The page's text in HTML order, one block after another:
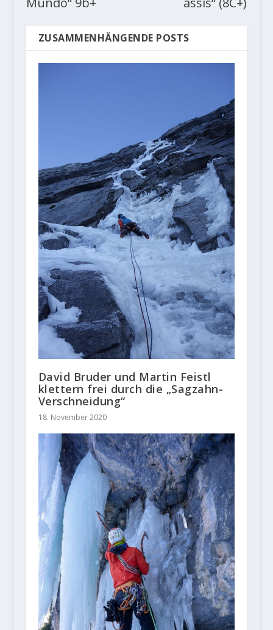
ZUSAMMENHÄNGENDE POSTS
David Bruder und Martin Feistl
klettern frei durch die „Sagzahn-
Verschneidung“
18. November 2020